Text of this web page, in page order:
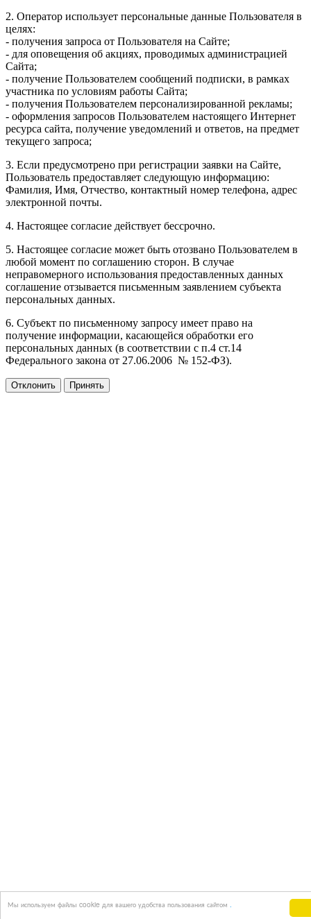
Мы используем файлы cookie для вашего удобства пользования сайтом .
2. Оператор использует персональные данные Пользователя в
целях:
- получения запроса от Пользователя на Сайте;
- для оповещения об акциях, проводимых администрацией
Сайта;
- получение Пользователем сообщений подписки, в рамках
участника по условиям работы Сайта;
- получения Пользователем персонализированной рекламы;
- оформления запросов Пользователем настоящего Интернет
ресурса сайта, получение уведомлений и ответов, на предмет
текущего запроса;
3. Если предусмотрено при регистрации заявки на Сайте,
Пользователь предоставляет следующую информацию:
Фамилия, Имя, Отчество, контактный номер телефона, адрес
электронной почты.
4. Настоящее согласие действует бессрочно.
5. Настоящее согласие может быть отозвано Пользователем в
любой момент по соглашению сторон. В случае
неправомерного использования предоставленных данных
соглашение отзывается письменным заявлением субъекта
персональных данных.
6. Субъект по письменному запросу имеет право на
получение информации, касающейся обработки его
персональных данных (в соответствии с п.4 ст.14
Федерального закона от 27.06.2006 № 152-ФЗ).
Отклонить Принять